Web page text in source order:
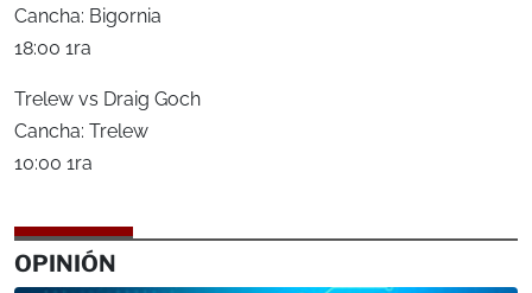
Cancha: Bigornia
18:00 1ra
Trelew vs Draig Goch
Cancha: Trelew
10:00 1ra
OPINIÓN